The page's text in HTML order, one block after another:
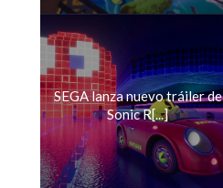
SEGA lanza nuevo tráiler de
Sonic R[...]